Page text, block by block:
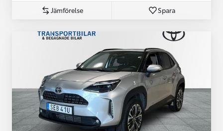
Jämförelse Spara